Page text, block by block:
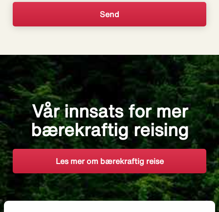
Vår innsats for mer
bærekraftig reising
Les mer om bærekraftig reise